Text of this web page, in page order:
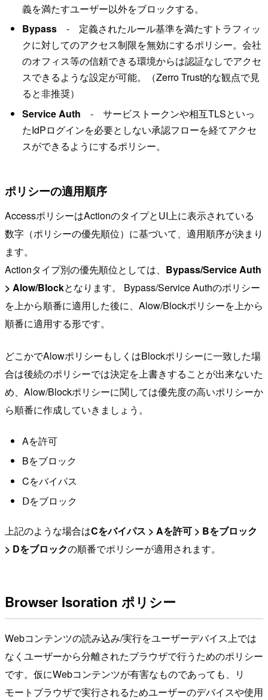
義を満たすユーザー以外をブロックする。
Bypass- 定義されたルール基準を満たすトラフィッ
クに対してのアクセス制限を無効にするポリシー。会社
のオフィス等の信頼できる環境からは認証なしでアクセ
スできるような設定が可能。（Zerro Trust的な観点で見
ると非推奨）
Service Auth - サービストークンや相互TLSといっ
たIdPログインを必要としない承認フローを経てアクセ
スができるようにするポリシー。
ポリシーの適用順序
AccessポリシーはActionのタイプとUI上に表示されている
数字（ポリシーの優先順位）に基づいて、適用順序が決まり
ます。
Actionタイプ別の優先順位としては、 Bypass/Service Auth
> Alow/Blockとなります。 Bypass/Service Authのポリシー
を上から順番に適用した後に、Alow/Blockポリシーを上から
順番に適用する形です。
どこかでAlowポリシーもしくはBlockポリシーに一致した場
合は後続のポリシーでは決定を上書きすることが出来ないた
め、Alow/Blockポリシーに関しては優先度の高いポリシーか
ら順番に作成していきましょう。
Aを許可
Bをブロック
Cをバイパス
Ⅾをブロック
上記のような場合はCをバイパス > Aを許可 > Bをブロック
> Dをブロックの順番でポリシーが適用されます。
Browser Isoration ポリシー
Webコンテンツの読み込み/実行をユーザーデバイス上では
なくユーザーから分離されたブラウザで行うためのポリシー
です。仮にWebコンテンツが有害なものであっても、リ
モートブラウザで実行されるためユーザーのデバイスや使用